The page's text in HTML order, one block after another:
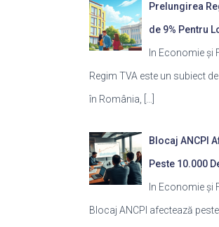
Prelungirea
de 9% Pentru
In Economie și
Regim TVA este un subiect
în România,
Blocaj ANCPI
Peste 10.000
In Economie și
Blocaj ANCPI afectează